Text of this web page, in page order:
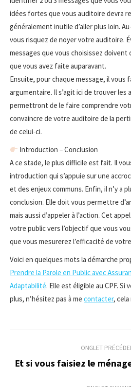
idées fortes que vous auditoire devra
généralement inutile d’aller plus loin.
vous risquez de noyer votre auditoire.
messages que vous choisissez doivent
que vous avez faite auparavant.
Ensuite, pour chaque message, il
argumentaire. Il s’agit ici de trouver les
permettront de le faire comprendre
convaincre de votre auditoire de la
de celui-ci.
Introduction – Conclusion
A ce stade, le plus difficile est fait. Il
introduction qui s’appuie sur une
et des enjeux communs. Enfin, il n’y a
conclusion. Elle doit vous permettre
mais aussi d’appeler à l’action. Cet
votre public vers l’objectif que vous
que vous mesurerez l’efficacité de
Voici en quelques mots la démarche
Prendre la Parole en Public avec
Adaptabilité. Elle est éligible au CPF. Si
plus, n’hésitez pas à me contacter, cela
de
commentaire
ONGLET
Onglet
Et si vous faisiez le